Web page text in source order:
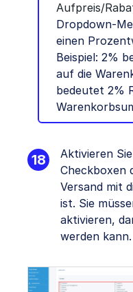
Aufpreis/
Dropdown-
einen
Beispiel: 2%
auf die
bedeutet 2%
Aktivieren
Checkboxen
Versand mit
ist. Sie
aktivieren,
werden kann.